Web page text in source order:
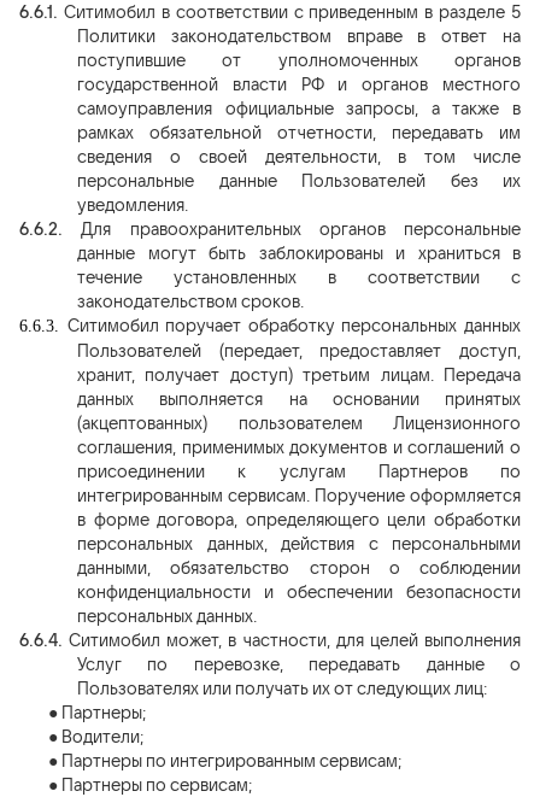
6.6.1. Ситимобил в соответствии с приведенным в разделе 5
Политики законодательством
вправе в ответ на
поступившие от уполномоченных органов
государственной власти РФ и органов местного
самоуправления официальные запросы, а также в
рамках обязательной отчетности, передавать им
сведения о своей деятельности, в том числе
персональные данные Пользователей без их
уведомления.
6.6.2.
Для правоохранительных органов персональные
данные могут быть заблокированы и храниться в
течение установленных в соответствии с
законодательством сроков.
6.6.3. Ситимобил поручает обработку персональных данных
Пользователей (передает, предоставляет доступ,
хранит, получает доступ) третьим лицам. Передача
данных выполняется на основании принятых
(акцептованных) пользователем Лицензионного
соглашения, применимых документов и соглашений о
присоединении к услугам Партнеров по
интегрированным сервисам. Поручение оформляется
в форме договора, определяющего цели обработки
персональных данных, действия с персональными
данными, обязательство сторон о соблюдении
конфиденциальности и обеспечении безопасности
персональных данных.
6.6.4. Ситимобил может, в частности, для целей выполнения
Услуг по перевозке, передавать данные о
Пользователях или получать их от следующих лиц:
● Партнеры;
● Водители;
● Партнеры по интегрированным сервисам;
● Партнеры по сервисам;